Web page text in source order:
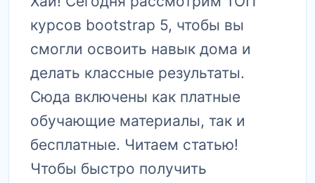
курсов bootstrap 5, чтобы вы
смогли освоить навык дома и
делать классные результаты.
Сюда включены как платные
обучающие материалы, так и
бесплатные. Читаем статью!
Чтобы быстро получить